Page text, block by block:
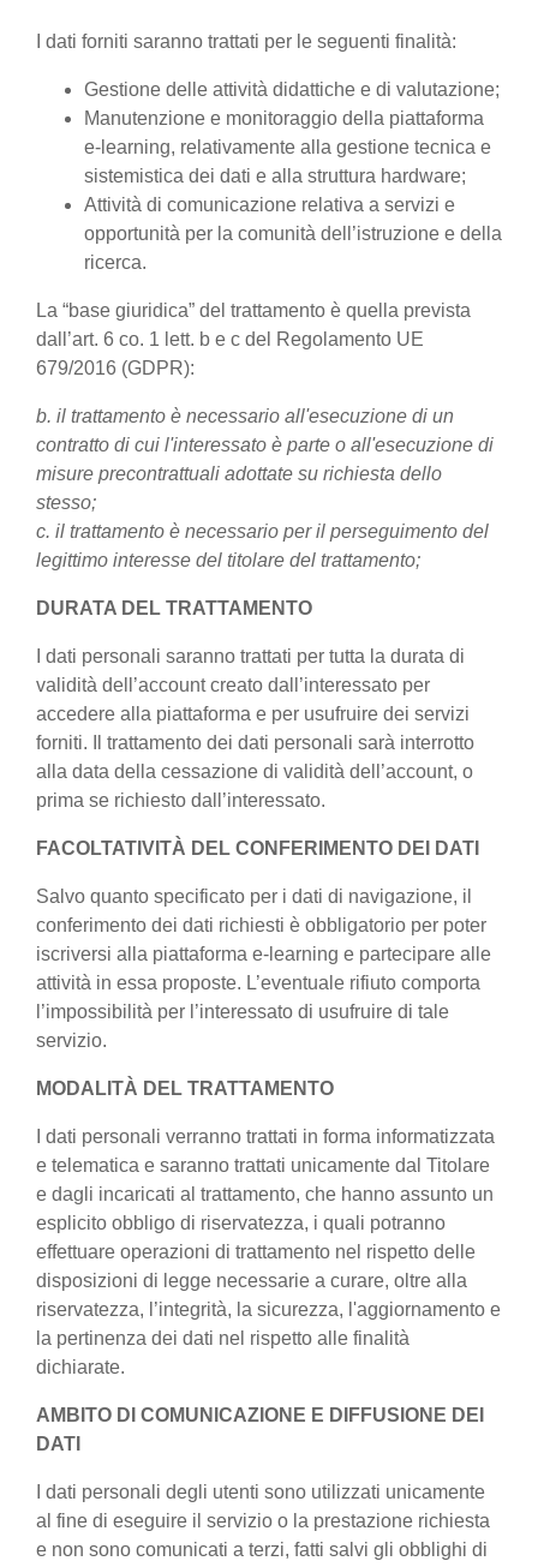
I dati forniti saranno trattati per le seguenti finalità:
Gestione delle attività didattiche e di valutazione;
Manutenzione e monitoraggio della piattaforma
e-learning, relativamente alla gestione tecnica e
sistemistica dei dati e alla struttura hardware;
Attività di comunicazione relativa a servizi e
opportunità per la comunità dell’istruzione e della
ricerca.
La “base giuridica” del trattamento è quella prevista
dall’art. 6 co. 1 lett. b e c del Regolamento UE
679/2016 (GDPR):
b. il trattamento è necessario all'esecuzione di un
contratto di cui l'interessato è parte o all'esecuzione di
misure precontrattuali adottate su richiesta dello
stesso;
c. il trattamento è necessario per il perseguimento del
legittimo interesse del titolare del trattamento;
DURATA DEL TRATTAMENTO
I dati personali saranno trattati per tutta la durata di
validità dell’account creato dall’interessato per
accedere alla piattaforma e per usufruire dei servizi
forniti. Il trattamento dei dati personali sarà interrotto
alla data della cessazione di validità dell’account, o
prima se richiesto dall’interessato.
FACOLTATIVITÀ DEL CONFERIMENTO DEI DATI
Salvo quanto specificato per i dati di navigazione, il
conferimento dei dati richiesti è obbligatorio per poter
iscriversi alla piattaforma e-learning e partecipare alle
attività in essa proposte. L’eventuale rifiuto comporta
l’impossibilità per l’interessato di usufruire di tale
servizio.
MODALITÀ DEL TRATTAMENTO
I dati personali verranno trattati in forma informatizzata
e telematica e saranno trattati unicamente dal Titolare
e dagli incaricati al trattamento, che hanno assunto un
esplicito obbligo di riservatezza, i quali potranno
effettuare operazioni di trattamento nel rispetto delle
disposizioni di legge necessarie a curare, oltre alla
riservatezza, l’integrità, la sicurezza, l'aggiornamento e
la pertinenza dei dati nel rispetto alle finalità
dichiarate.
AMBITO DI COMUNICAZIONE E DIFFUSIONE DEI
DATI
I dati personali degli utenti sono utilizzati unicamente
al fine di eseguire il servizio o la prestazione richiesta
e non sono comunicati a terzi, fatti salvi gli obblighi di